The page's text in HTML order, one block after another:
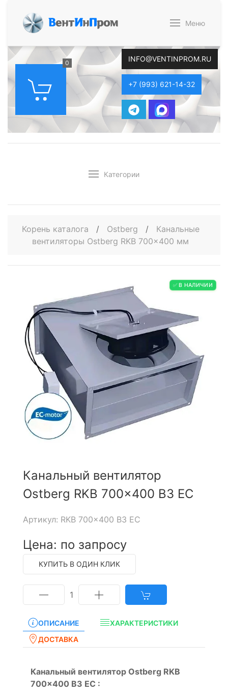
ВентИнПром Меню
0 INFO@VENTINPROM.RU
+7 (993) 621-14-32
Категории
Корень каталога / Ostberg /
Канальные
вентиляторы Ostberg RKB 700x400 мм
✅ В НАЛИЧИИ
Канальный вентилятор
Ostberg RKB 700x400 B3 EC
Артикул: RKB 700x400 B3 EC
Цена: по запросу
КУПИТЬ В ОДИН КЛИК
1
ОПИСАНИЕ
ХАРАКТЕРИСТИКИ
ДОСТАВКА
Канальный вентилятор Ostberg RKB
700x400 B3 EC :